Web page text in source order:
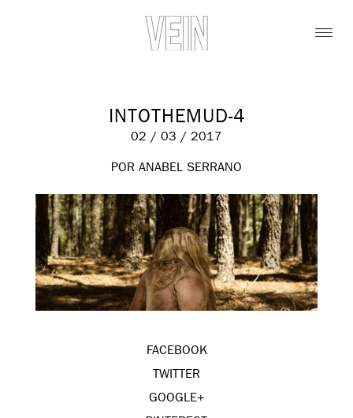
INTOTHEMUD-4
02 / 03 / 2017
POR ANABEL SERRANO
FACEBOOK
TWITTER
GOOGLE+